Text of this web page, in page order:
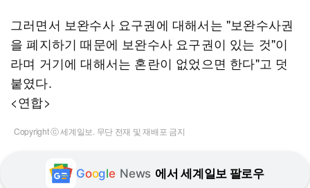
그러면서 보완수사 요구권에 대해서는 "보완수사권
을 폐지하기 때문에 보완수사 요구권이 있는 것"이
라며 거기에 대해서는 혼란이 없었으면 한다"고 덧
붙였다.
<연합>
Copyright ⓒ 세계일보. 무단 전재 및 재배포 금지
Google News 에서 세계일보 팔로우